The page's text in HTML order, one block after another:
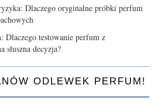
Dlaczego oryginalne próbki perfum
Dlaczego testowanie perfum z
decyzja?
ODLEWEK PERFUM!